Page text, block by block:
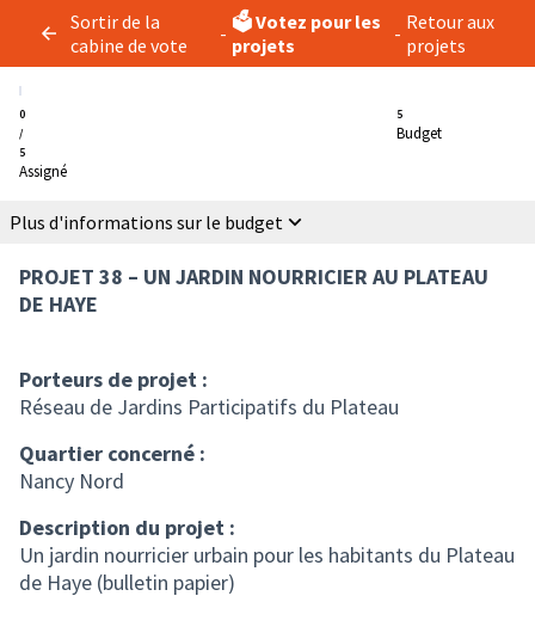
Sortir de la
cabine de vote
- 🗳️ Votez pour les
projets
- Retour aux
projets
0
/
5
Assigné
5
Budget
Plus d'informations sur le budget
PROJET 38 – UN JARDIN NOURRICIER AU PLATEAU
DE HAYE
Porteurs de projet :
Réseau de Jardins Participatifs du Plateau
Quartier concerné :
Nancy Nord
Description du projet :
Un jardin nourricier urbain pour les habitants du Plateau
de Haye (bulletin papier)